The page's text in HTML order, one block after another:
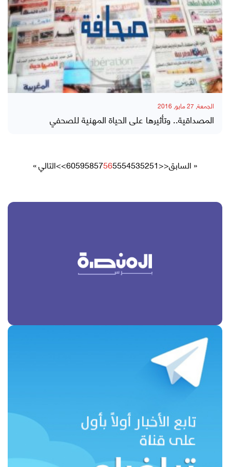
الجمعة, 27 مايو, 2016
المصداقية.. وتأثيرها على الحياة المهنية للصحفي
« السابق<<
51
52
53
54
55
56
57
58
59
60
>>التالي »